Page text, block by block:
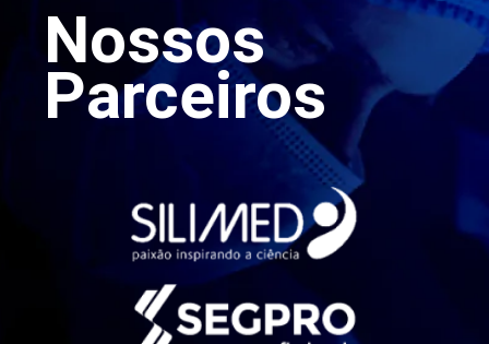
Nossos
Parceiros